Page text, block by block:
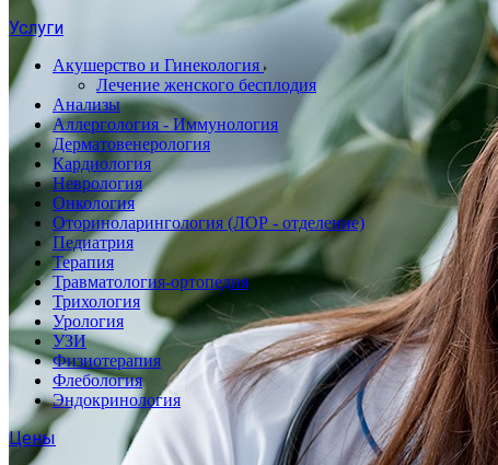
Услуги
Акушерство и Гинекология
Лечение женского бесплодия
Анализы
Аллергология - Иммунология
Дерматовенерология
Кардиология
Неврология
Онкология
Оториноларингология (ЛОР - отделение)
Педиатрия
Терапия
Травматология-ортопедия
Трихология
Урология
УЗИ
Физиотерапия
Флебология
Эндокринология
Цены